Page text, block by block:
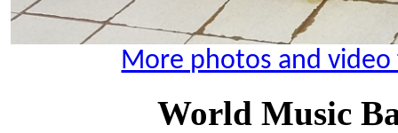
More photos and video
World Music